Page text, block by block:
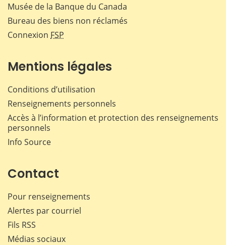
Musée de la Banque du Canada
Bureau des biens non réclamés
Connexion FSP
Mentions légales
Conditions d’utilisation
Renseignements personnels
Accès à l’information et protection des renseignements
personnels
Info Source
Contact
Pour renseignements
Alertes par courriel
Fils RSS
Médias sociaux